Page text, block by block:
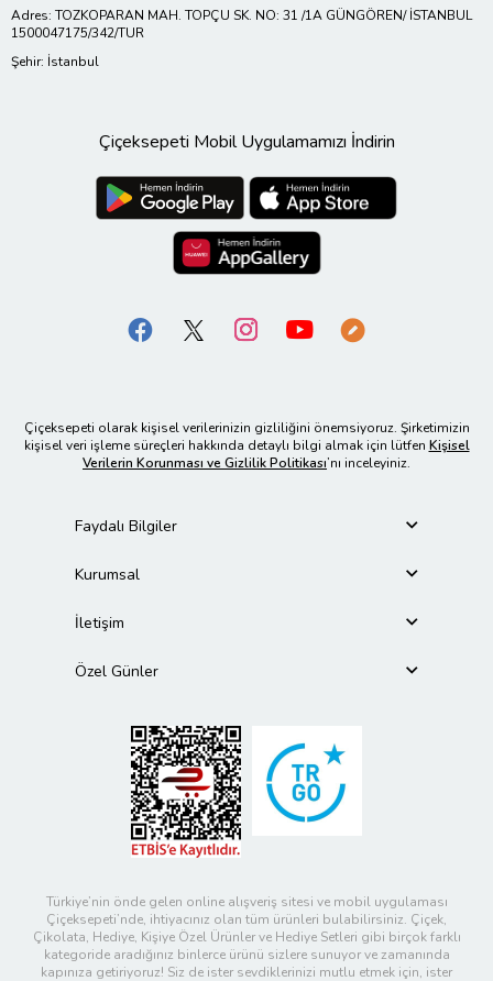
Adres: TOZKOPARAN MAH. TOPÇU SK. NO: 31 /1A GÜNGÖREN/ İSTANBUL
1500047175/342/TUR
Şehir: İstanbul
Çiçeksepeti Mobil Uygulamamızı İndirin
Çiçeksepeti olarak kişisel verilerinizin gizliliğini önemsiyoruz. Şirketimizin
kişisel veri işleme süreçleri hakkında detaylı bilgi almak için lütfen Kişisel
Verilerin Korunması ve Gizlilik Politikası’nı inceleyiniz.
Faydalı Bilgiler
Kurumsal
İletişim
Özel Günler
Türkiye’nin önde gelen online alışveriş sitesi ve mobil uygulaması
Çiçeksepeti’nde, ihtiyacınız olan tüm ürünleri bulabilirsiniz. Çiçek,
Çikolata, Hediye, Kişiye Özel Ürünler ve Hediye Setleri gibi birçok farklı
kategoride aradığınız binlerce ürünü sizlere sunuyor ve zamanında
kapınıza getiriyoruz! Siz de ister sevdiklerinizi mutlu etmek için, ister